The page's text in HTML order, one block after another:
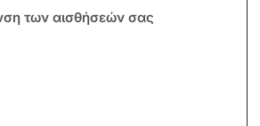
των αισθήσεών σας